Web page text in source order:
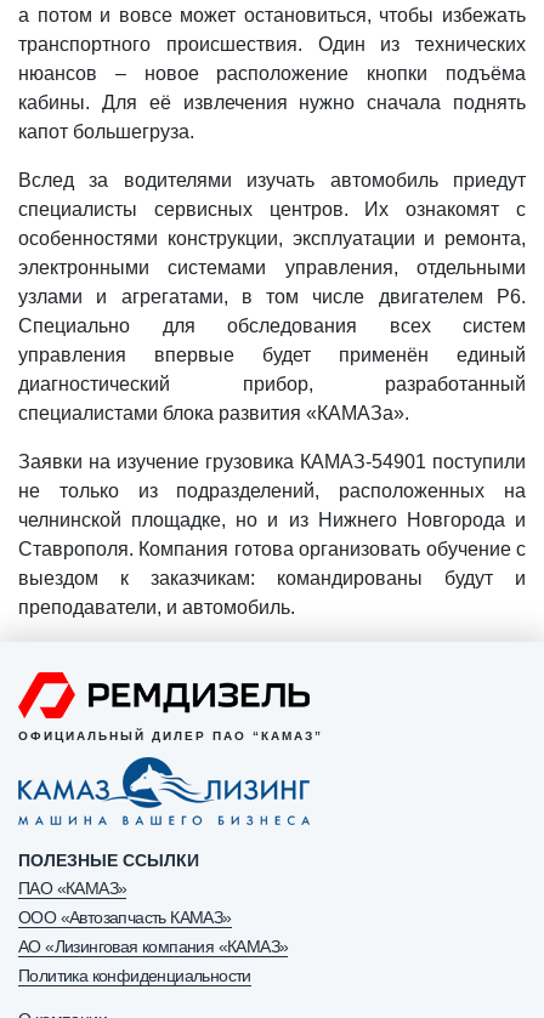
а потом и вовсе может остановиться, чтобы избежать
транспортного происшествия. Один из технических
нюансов – новое расположение кнопки подъёма
кабины. Для её извлечения нужно сначала поднять
капот большегруза.
Вслед за водителями изучать автомобиль приедут
специалисты сервисных центров. Их ознакомят с
особенностями конструкции, эксплуатации и ремонта,
электронными системами управления, отдельными
узлами и агрегатами, в том числе двигателем Р6.
Специально для обследования всех систем
управления впервые будет применён единый
диагностический прибор, разработанный
специалистами блока развития «КАМАЗа».
Заявки на изучение грузовика КАМАЗ-54901 поступили
не только из подразделений, расположенных на
челнинской площадке, но и из Нижнего Новгорода и
Ставрополя. Компания готова организовать обучение с
выездом к заказчикам: командированы будут и
преподаватели, и автомобиль.
ОФИЦИАЛЬНЫЙ ДИЛЕР ПАО “КАМАЗ”
ПОЛЕЗНЫЕ ССЫЛКИ
ПАО «КАМАЗ»
ООО «Автозапчасть КАМАЗ»
АО «Лизинговая компания «КАМАЗ»
Политика конфиденциальности